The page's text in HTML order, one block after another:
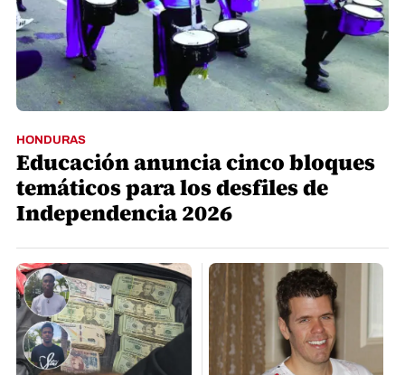
HONDURAS
Educación anuncia cinco bloques
temáticos para los desfiles de
Independencia 2026